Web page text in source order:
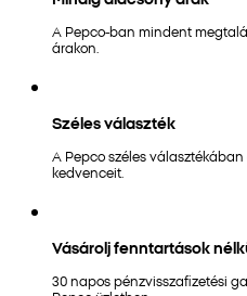
A Pepco-ban mindent
árakon.
Széles választék
A Pepco széles
kedvenceit.
Vásárolj fenntartások
30 napos pénzvisszafizetési